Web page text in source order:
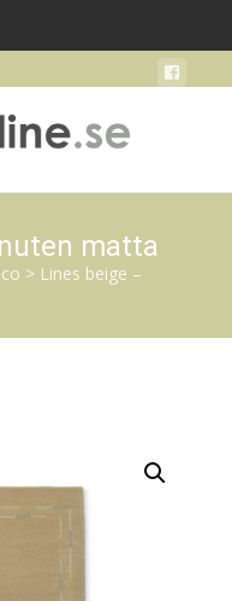
matta
> Lines beige –